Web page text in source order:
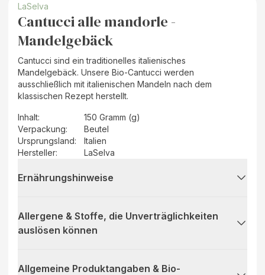
LaSelva
Cantucci alle mandorle -
Mandelgebäck
Cantucci sind ein traditionelles italienisches
Mandelgebäck. Unsere Bio-Cantucci werden
ausschließlich mit italienischen Mandeln nach dem
klassischen Rezept herstellt.
Inhalt:
150 Gramm (g)
Verpackung:
Beutel
Ursprungsland:
Italien
Hersteller: LaSelva
Ernährungshinweise
Allergene & Stoffe, die Unverträglichkeiten
auslösen können
Allgemeine Produktangaben & Bio-